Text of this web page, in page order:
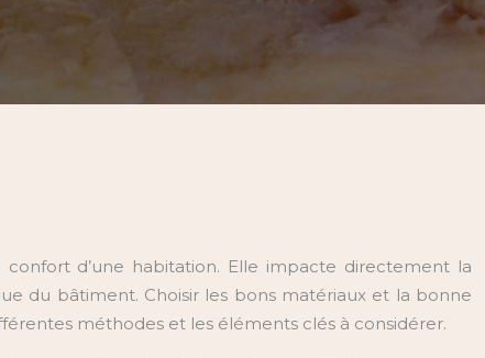
d’une habitation. Elle impacte directement la
du bâtiment. Choisir les bons matériaux et la bonne
méthodes et les éléments clés à considérer.